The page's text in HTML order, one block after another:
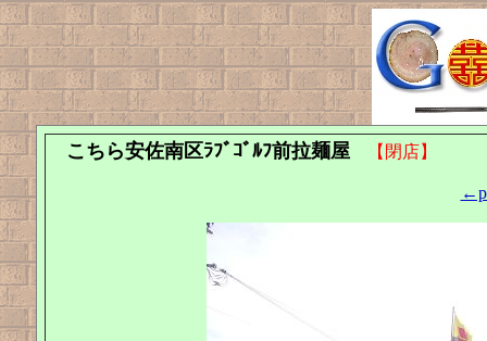
こちら安佐南区ﾗﾌﾞｺﾞﾙﾌ前拉麺屋 【閉店】